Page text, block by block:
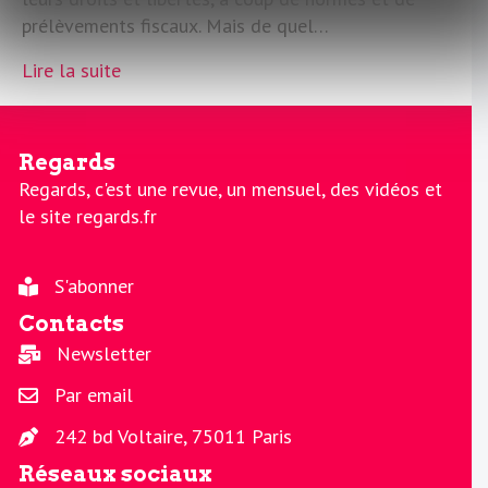
prélèvements fiscaux. Mais de quel…
Lire la suite
Regards
Regards, c'est une revue, un mensuel, des vidéos et
le site regards.fr
S'abonner
Contacts
Newsletter
Par email
242 bd Voltaire, 75011 Paris
Réseaux sociaux